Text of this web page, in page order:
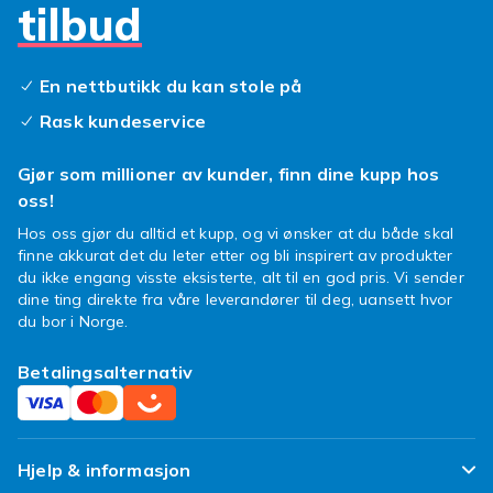
tilbud
En nettbutikk du kan stole på
Rask kundeservice
Gjør som millioner av kunder, finn dine kupp hos
oss!
Hos oss gjør du alltid et kupp, og vi ønsker at du både skal
finne akkurat det du leter etter og bli inspirert av produkter
du ikke engang visste eksisterte, alt til en god pris. Vi sender
dine ting direkte fra våre leverandører til deg, uansett hvor
du bor i Norge.
Betalingsalternativ
Hjelp & informasjon